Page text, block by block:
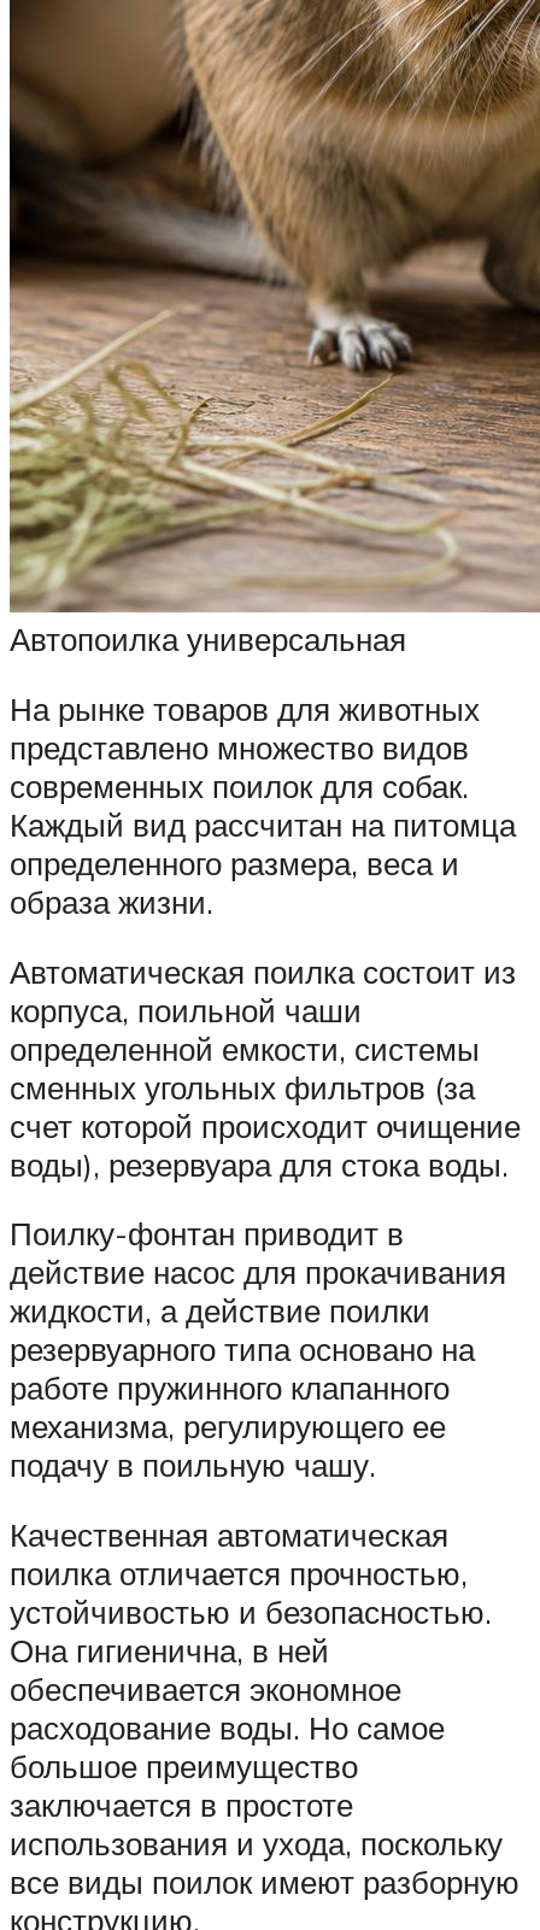
Автопоилка универсальная
На рынке товаров для животных
представлено множество видов
современных поилок для собак.
Каждый вид рассчитан на питомца
определенного размера, веса и
образа жизни.
Автоматическая поилка состоит из
корпуса, поильной чаши
определенной емкости, системы
сменных угольных фильтров (за
счет которой происходит очищение
воды), резервуара для стока воды.
Поилку-фонтан приводит в
действие насос для прокачивания
жидкости, а действие поилки
резервуарного типа основано на
работе пружинного клапанного
механизма, регулирующего ее
подачу в поильную чашу.
Качественная автоматическая
поилка отличается прочностью,
устойчивостью и безопасностью.
Она гигиенична, в ней
обеспечивается экономное
расходование воды. Но самое
большое преимущество
заключается в простоте
использования и ухода, поскольку
все виды поилок имеют разборную
конструкцию.